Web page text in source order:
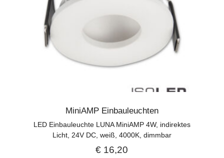
MiniAMP Einbauleuchten
LED Einbauleuchte LUNA MiniAMP 4W, indirektes
Licht, 24V DC, weiß, 4000K, dimmbar
€ 16,20